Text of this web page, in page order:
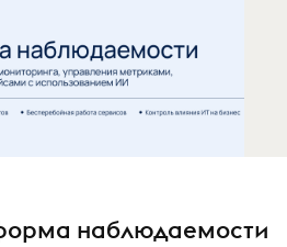
наблюдаемости